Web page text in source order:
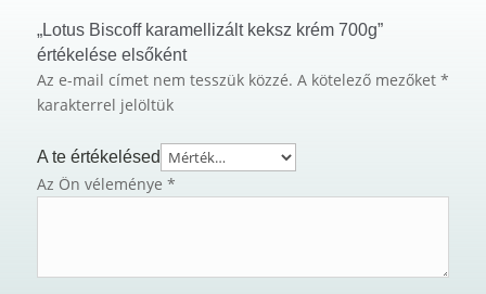
„Lotus Biscoff karamellizált keksz krém 700g”
értékelése elsőként
Az e-mail címet nem tesszük közzé. A kötelező mezőket *
karakterrel jelöltük
A te értékelésed
Az Ön véleménye *